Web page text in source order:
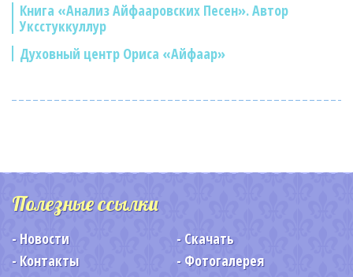
Книга «Анализ Айфааровских Песен». Автор
Уксстуккуллур
Духовный центр Ориса «Айфаар»
Полезные ссылки
Новости
Скачать
Контакты
Фотогалерея